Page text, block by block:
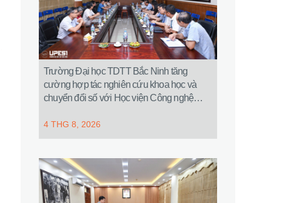
Trường Đại học TDTT Bắc Ninh tăng
cường hợp tác nghiên cứu khoa học và
chuyển đổi số với Học viện Công nghệ
4 THG 8, 2026